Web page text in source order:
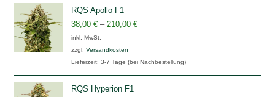
RQS Apollo F1
38,00€ –210,00€
inkl. MwSt.
zzgl.Versandkosten
Lieferzeit:3-7 Tage (bei Nachbestellung)
RQS Hyperion F1